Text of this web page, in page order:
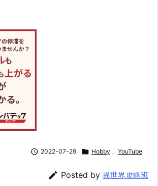
 2022-07-29  Hobby , YouTube
 Posted by 異世界攻略班